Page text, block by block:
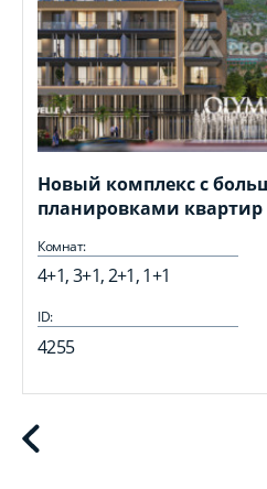
Новый комплекс с
планировками
Комнат:
4+1, 3+1, 2+1, 1+1
ID:
4255